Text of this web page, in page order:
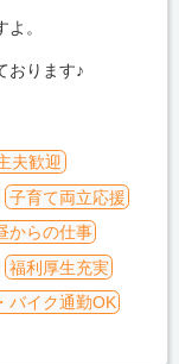
。
おります♪
夫歓迎
子育て両立応援
からの仕事
福利厚生充実
バイク通勤OK